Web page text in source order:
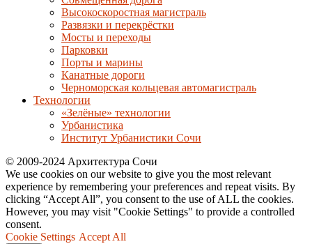
Высокоскоростная магистраль
Развязки и перекрёстки
Мосты и переходы
Парковки
Порты и марины
Канатные дороги
Черноморская кольцевая автомагистраль
Технологии
«Зелёные» технологии
Урбанистика
Институт Урбанистики Сочи
© 2009-2024 Архитектура Сочи
We use cookies on our website to give you the most relevant
experience by remembering your preferences and repeat visits. By
clicking “Accept All”, you consent to the use of ALL the cookies.
However, you may visit "Cookie Settings" to provide a controlled
consent.
Cookie Settings Accept All